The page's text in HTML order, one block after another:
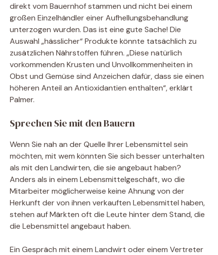
direkt vom Bauernhof stammen und nicht bei einem
großen Einzelhändler einer Aufhellungsbehandlung
unterzogen wurden. Das ist eine gute Sache! Die
Auswahl „hässlicher“ Produkte könnte tatsächlich zu
zusätzlichen Nährstoffen führen. „Diese natürlich
vorkommenden Krusten und Unvollkommenheiten in
Obst und Gemüse sind Anzeichen dafür, dass sie einen
höheren Anteil an Antioxidantien enthalten“, erklärt
Palmer.
Sprechen Sie mit den Bauern
Wenn Sie nah an der Quelle Ihrer Lebensmittel sein
möchten, mit wem könnten Sie sich besser unterhalten
als mit den Landwirten, die sie angebaut haben?
Anders als in einem Lebensmittelgeschäft, wo die
Mitarbeiter möglicherweise keine Ahnung von der
Herkunft der von ihnen verkauften Lebensmittel haben,
stehen auf Märkten oft die Leute hinter dem Stand, die
die Lebensmittel angebaut haben.
Ein Gespräch mit einem Landwirt oder einem Vertreter